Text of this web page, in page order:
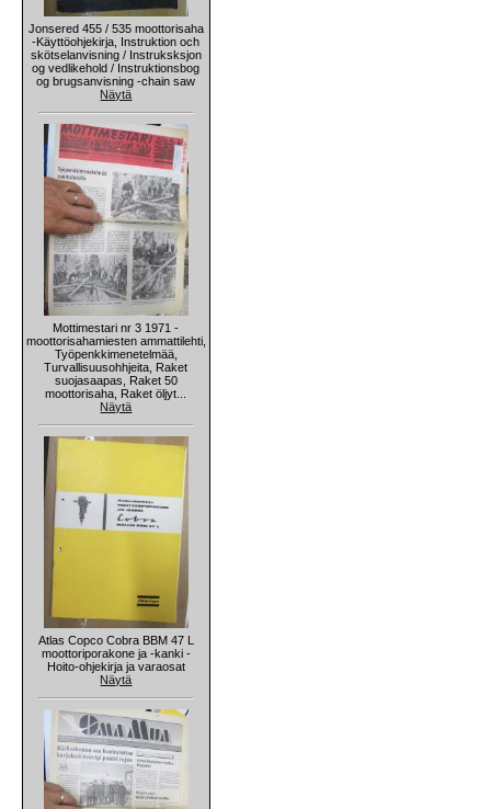
Jonsered 455 / 535 moottorisaha
-Käyttöohjekirja, Instruktion och
skötselanvisning / Instruksksjon
og vedlikehold / Instruktionsbog
og brugsanvisning -chain saw
Näytä
Mottimestari nr 3 1971 -
moottorisahamiesten ammattilehti,
Työpenkkimenetelmää,
Turvallisuusohhjeita, Raket
suojasaapas, Raket 50
moottorisaha, Raket öljyt...
Näytä
Atlas Copco Cobra BBM 47 L
moottoriporakone ja -kanki -
Hoito-ohjekirja ja varaosat
Näytä